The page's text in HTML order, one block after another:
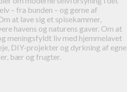
– fra bunden – og gerne af
at lave sig et spisekammer,
havens og naturens gaver. Om at
meningsfyldt liv med hjemmelavet
DIY-projekter og dyrkning af egne
bær og frugter.